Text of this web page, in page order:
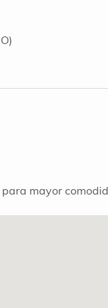
mayor